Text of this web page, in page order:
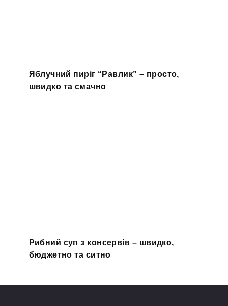
Яблучний пиріг “Равлик” – просто,
швидко та смачно
Рибний суп з консервів – швидко,
бюджетно та ситно